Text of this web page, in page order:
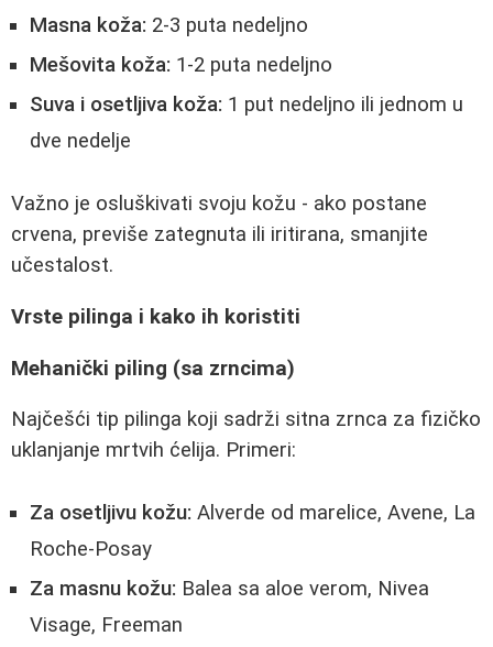
Masna koža: 2-3 puta nedeljno
Mešovita koža: 1-2 puta nedeljno
Suva i osetljiva koža: 1 put nedeljno ili jednom u
dve nedelje
Važno je osluškivati svoju kožu - ako postane
crvena, previše zategnuta ili iritirana, smanjite
učestalost.
Vrste pilinga i kako ih koristiti
Mehanički piling (sa zrncima)
Najčešći tip pilinga koji sadrži sitna zrnca za fizičko
uklanjanje mrtvih ćelija. Primeri:
Za osetljivu kožu: Alverde od marelice, Avene, La
Roche-Posay
Za masnu kožu: Balea sa aloe verom, Nivea
Visage, Freeman